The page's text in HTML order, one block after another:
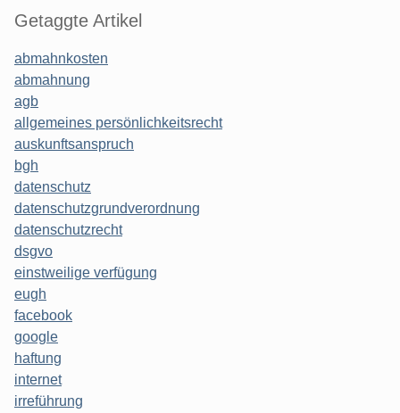
Getaggte Artikel
abmahnkosten
abmahnung
agb
allgemeines persönlichkeitsrecht
auskunftsanspruch
bgh
datenschutz
datenschutzgrundverordnung
datenschutzrecht
dsgvo
einstweilige verfügung
eugh
facebook
google
haftung
internet
irreführung